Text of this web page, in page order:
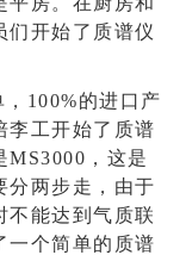
们开始了质谱仪
100%的进口产
李工开始了质谱
MS3000，这是
分两步走，由于
不能达到气质联
一个简单的质谱